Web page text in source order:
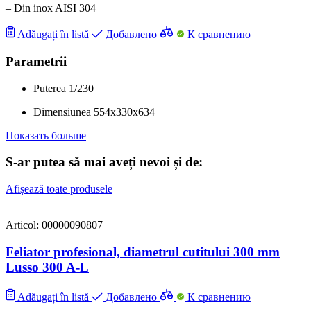
– Din inox AISI 304
Adăugați în listă Добавлено К сравнению
Parametrii
Puterea 1/230
Dimensiunea 554x330x634
Показать больше
S-ar putea să mai aveți nevoi și de:
Afișează toate produsele
Articol: 00000090807
Feliator profesional, diametrul cutitului 300 mm
Lusso 300 A-L
Adăugați în listă Добавлено К сравнению